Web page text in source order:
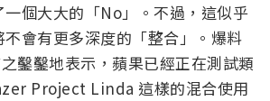
個大大的「No」。不過，這似乎
會有更多深度的「整合」。爆料
鑿鑿地表示，蘋果已經正在測試類
Project Linda 這樣的混合使用